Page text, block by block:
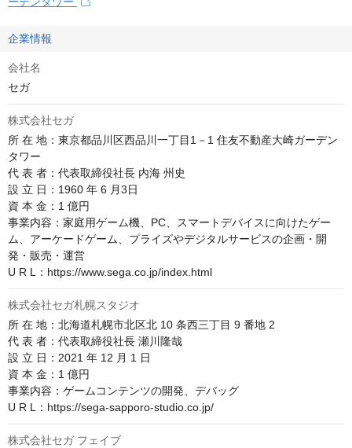
企業情報
会社名
セガ
株式会社セガ
所 在 地：東京都品川区西品川一丁目1－1 住友不動産大崎ガーデン
タワー
代 表 者：代表取締役社長 内海 州史
設 立 日：1960 年 6 月3日
資 本 金：1 億円
事業内容：家庭用ゲーム機、PC、スマートデバイスに向けたゲー
ム、アーケードゲーム、プライズやデジタルサービスの企画・開
発・販売・運営
U R L：https://www.sega.co.jp/index.html
株式会社セガ札幌スタジオ
所 在 地：北海道札幌市北区北 10 条西三丁目 9 番地 2
代 表 者：代表取締役社長 瀬川隆哉
設 立 日：2021 年 12 月 1 日
資 本 金：1 億円
事業内容：ゲームコンテンツの開発、デバッグ
U R L：https://sega-sapporo-studio.co.jp/
株式会社セガ フェイブ